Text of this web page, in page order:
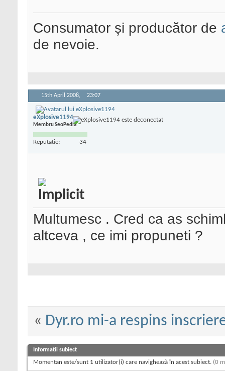
Consumator și producător de
de nevoie.
15th April 2008, 23:07
eXplosive1194
Membru SeoPedia
Reputatie: 34
Multumesc . Cred ca as
altceva , ce imi propuneti ?
« Dyr.ro mi-a respins
Informații subiect
Momentan este/sunt 1 utilizator(i) care navighează în acest subiect. (0